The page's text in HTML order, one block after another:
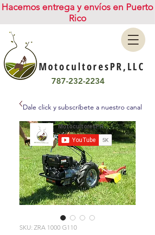
Hacemos entrega y envíos en Puerto
Rico
MotocultoresPR,LLC
787-232-2234
Dale click y subscríbete a nuestro canal
SKU: ZRA 1000 G110